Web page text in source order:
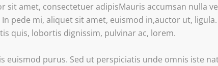
sit amet, consectetuer adipisMauris accumsan nulla
pede mi, aliquet sit amet, euismod in,auctor ut,
quis, lobortis dignissim, pulvinar ac, lorem.
euismod purus. Sed ut perspiciatis unde omnis iste